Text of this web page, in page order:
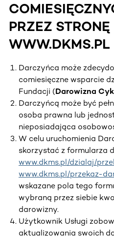
PRZEZ STRONĘ
WWW.DKMS.PL
Darczyńca może
comiesięczne wsparcie
Fundacji (Darowizna
Darczyńcą może być
osoba prawna lub
nieposiadająca
W celu uruchomienia
skorzystać z formularza
www.dkms.pl/dzialaj/
www.dkms.pl/przekaz-
wskazane pola tego
wybraną przez siebie
darowizny.
Użytkownik Usługi
aktualizowania swoich